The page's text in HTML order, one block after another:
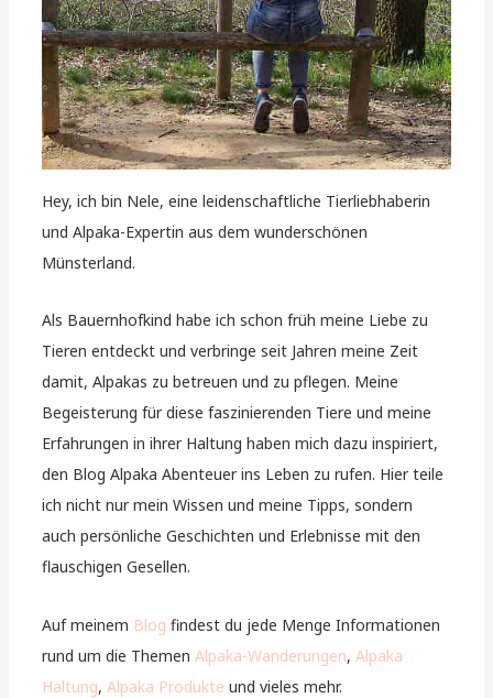
Hey, ich bin Nele, eine leidenschaftliche Tierliebhaberin
und Alpaka-Expertin aus dem wunderschönen
Münsterland.
Als Bauernhofkind habe ich schon früh meine Liebe zu
Tieren entdeckt und verbringe seit Jahren meine Zeit
damit, Alpakas zu betreuen und zu pflegen. Meine
Begeisterung für diese faszinierenden Tiere und meine
Erfahrungen in ihrer Haltung haben mich dazu inspiriert,
den Blog Alpaka Abenteuer ins Leben zu rufen. Hier teile
ich nicht nur mein Wissen und meine Tipps, sondern
auch persönliche Geschichten und Erlebnisse mit den
flauschigen Gesellen.
Auf meinem Blog findest du jede Menge Informationen
rund um die ThemenAlpaka-Wanderungen,Alpaka
Haltung,Alpaka Produkte und vieles mehr.